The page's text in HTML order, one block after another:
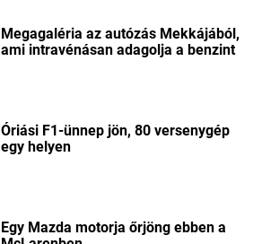
Megagaléria az autózás Mekkájából,
ami intravénásan adagolja a benzint
Óriási F1-ünnep jön, 80 versenygép
egy helyen
Egy Mazda motorja őrjöng ebben a